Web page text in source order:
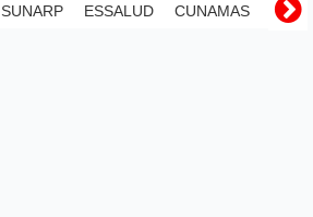
SUNARP ESSALUD CUNAMAS